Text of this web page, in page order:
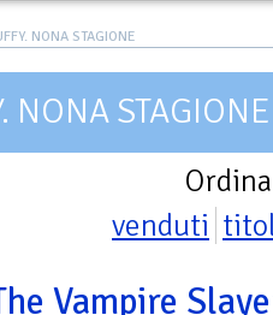
NONA STAGIONE
NONA STAGIONE
venduti
Vampire